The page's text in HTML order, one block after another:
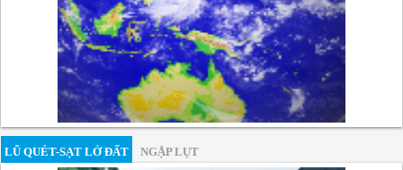
LŨ QUÉT-SẠT LỞ ĐẤT NGẬP LỤT